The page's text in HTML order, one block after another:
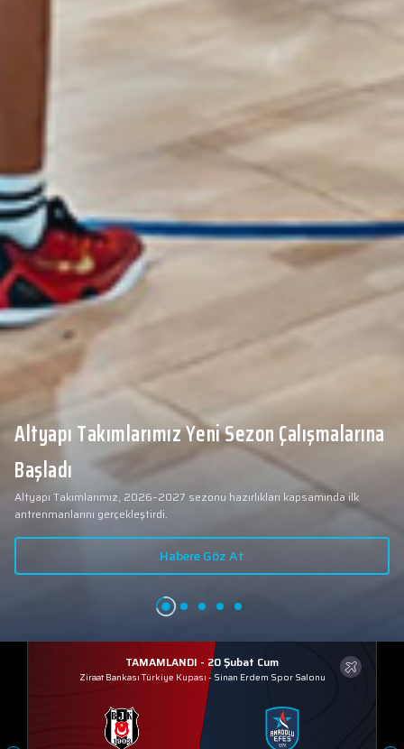
Altyapı Takımlarımız Yeni Sezon Çalışmalarına
Başladı
Altyapı Takımlarımız, 2026–2027 sezonu hazırlıkları kapsamında ilk
antrenmanlarını gerçekleştirdi.
Habere Göz At
TAMAMLANDI - 20 Şubat Cum
Ziraat Bankası Türkiye Kupası - Sinan Erdem Spor Salonu